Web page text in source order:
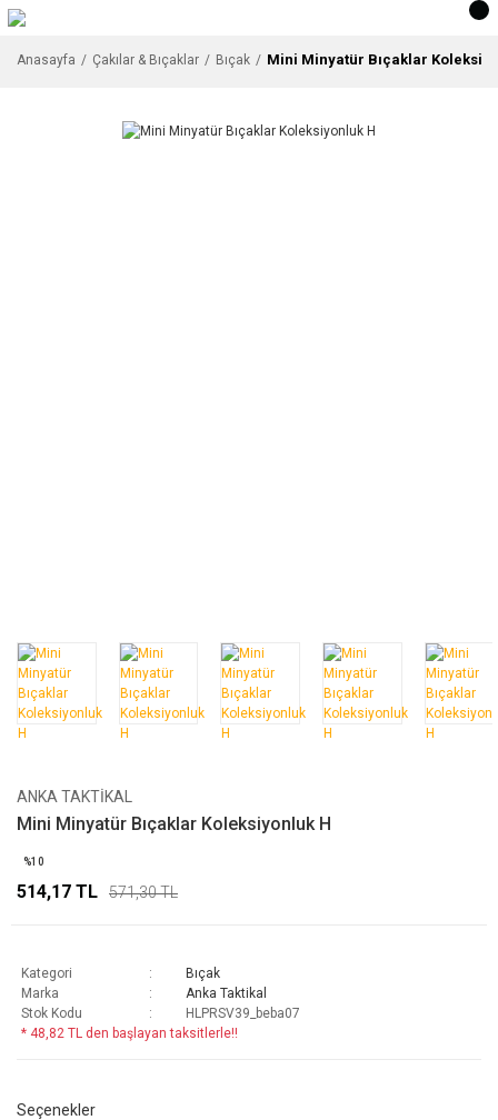
Anasayfa Çakılar & Bıçaklar Bıçak Mini Minyatür Bıçaklar
ANKA TAKTIKAL
Mini Minyatür Bıçaklar Koleksiyonluk H
%10
514,17 TL 571,30 TL
Kategori
Bıçak
Marka
Anka Taktikal
Stok Kodu
HLPRSV39_beba07
* 48,82 TL den başlayan taksitlerle!!
Seçenekler